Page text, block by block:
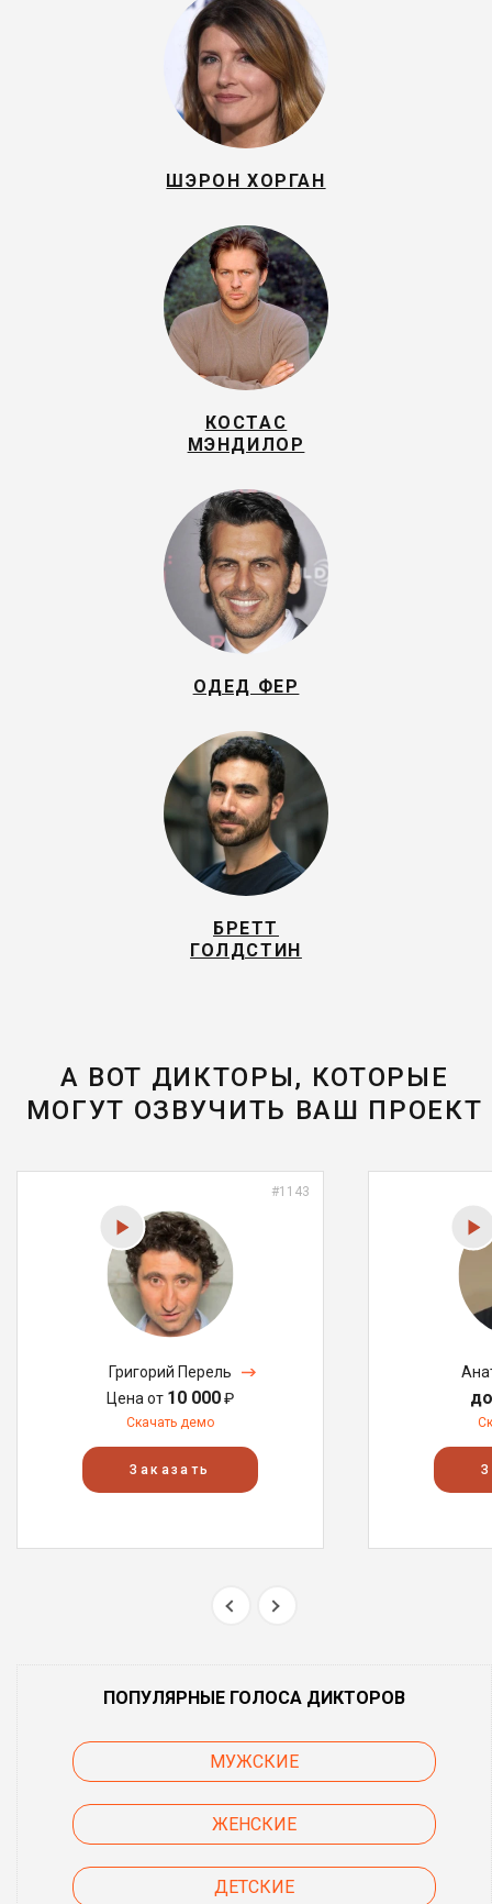
ШЭРОН ХОРГАН
КОСТАС
МЭНДИЛОР
ОДЕД ФЕР
БРЕТТ
ГОЛДСТИН
А ВОТ ДИКТОРЫ, КОТОРЫЕ
МОГУТ ОЗВУЧИТЬ ВАШ ПРОЕКТ
#1143
Григорий Перель
Цена от 10 000₽
Скачать демо
Заказать
ПОПУЛЯРНЫЕ ГОЛОСА ДИКТОРОВ
МУЖСКИЕ
ЖЕНСКИЕ
ДЕТСКИЕ